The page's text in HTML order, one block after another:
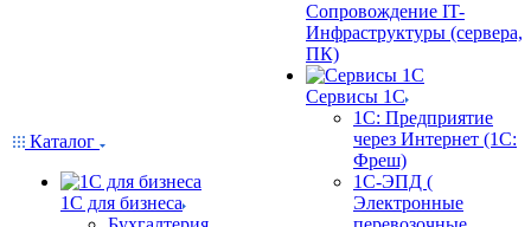
Каталог
1С для бизнеса
Сопровождение IT-
Инфраструктуры (сервера,
ПК)
Сервисы 1С
1С: Предприятие
через Интернет (1С:
Фреш)
1С-ЭПД (
Электронные